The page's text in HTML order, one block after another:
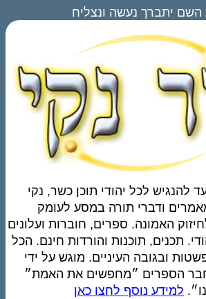
השם יתברך נעשה ונצליח
להנגיש לכל יהודי תוכן כשר, נקי
ודברי תורה במסע לעומק
האמונה. ספרים, חוברות ועלונים
תכנים, תוכנות והורדות חינם. הכל
ובגובה העיניים. מוגש על ידי
הספרים ״מחפשים את האמת״
למידע נוסף לחצו כאן